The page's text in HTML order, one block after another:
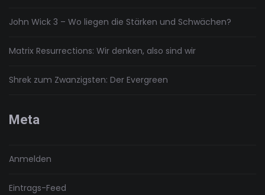
John Wick 3 – Wo liegen die Stärken und Schwächen?
Matrix Resurrections: Wir denken, also sind wir
Shrek zum Zwanzigsten: Der Evergreen
Meta
Anmelden
Eintrags-Feed